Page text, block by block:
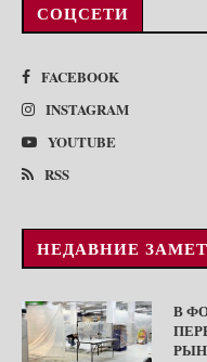
СОЦСЕТИ
FACEBOOK
INSTAGRAM
YOUTUBE
RSS
НЕДАВНИЕ
В